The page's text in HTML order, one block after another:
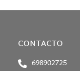
CONTACTO
698902725